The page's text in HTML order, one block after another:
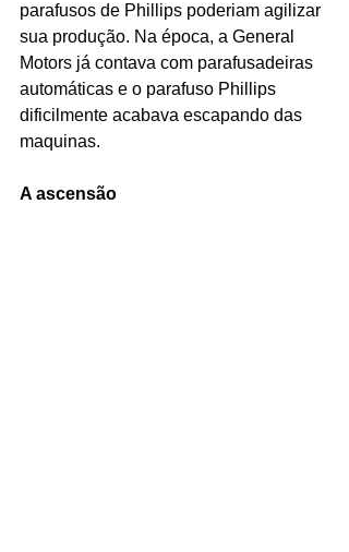
parafusos de Phillips poderiam agilizar
sua produção. Na época, a General
Motors já contava com parafusadeiras
automáticas e o parafuso Phillips
dificilmente acabava escapando das
maquinas.
A ascensão